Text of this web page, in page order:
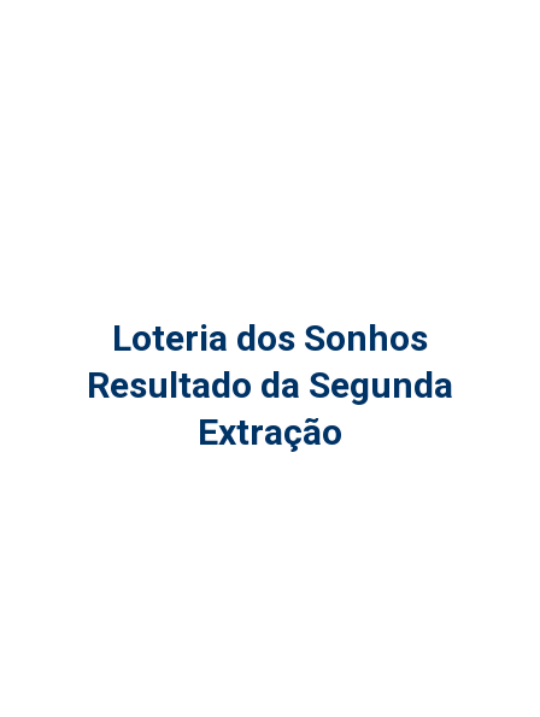
Loteria dos Sonhos
Resultado da Segunda
Extração